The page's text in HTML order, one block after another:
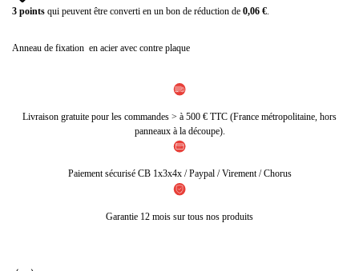
3 points qui peuvent être converti en un bon de réduction de 0,06 €.
Anneau de fixation en acier avec contre plaque
Livraison gratuite pour les commandes > à 500 € TTC (France métropolitaine, hors
panneaux à la découpe).
Paiement sécurisé CB 1x3x4x / Paypal / Virement / Chorus
Garantie 12 mois sur tous nos produits